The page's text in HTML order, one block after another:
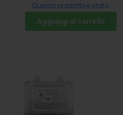
Questo prodotto è stato
acquistato: 17 volte
Aggiungi al carrello